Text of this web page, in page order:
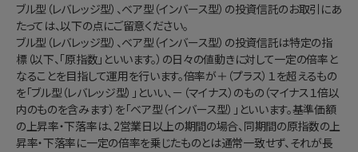
ブル型（レバレッジ型）、ベア型（インバース型）の投資信託のお取引にあ
たっては、以下の点にご留意ください。
ブル型（レバレッジ型）、ベア型（インバース型）の投資信託は特定の指
標（以下、「原指数」といいます。）の日々の値動きに対して一定の倍率と
なることを目指して運用を行います。倍率が＋（プラス）１を超えるもの
を「ブル型（レバレッジ型）」といい、－（マイナス）のもの（マイナス１倍以
内のものを含みます）を「ベア型（インバース型）」といいます。基準価額
の上昇率・下落率は、2営業日以上の期間の場合、同期間の原指数の上
昇率・下落率に一定の倍率を乗じたものとは通常一致せず、それが長